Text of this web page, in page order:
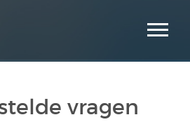
vragen